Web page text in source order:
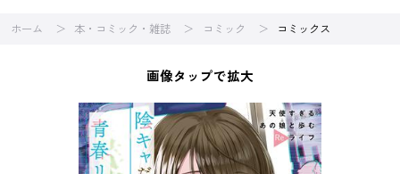
ホーム 本・コミック・雑誌 コミック コミックス
画像タップで拡大